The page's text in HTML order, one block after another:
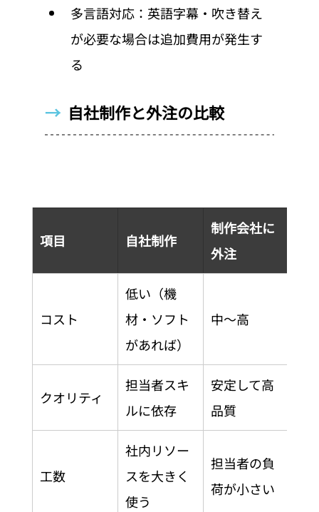
多言語対応：英語字幕・吹き替え
が必要な場合は追加費用が発生す
る
→ 自社制作と外注の比較
項目 自社制作
制作会社に
外注
コスト
低い（機
材・ソフト
があれば）
中〜高
クオリティ
担当者スキ
ルに依存
安定して高
品質
工数
社内リソー
スを大きく
使う
担当者の負
荷が小さい